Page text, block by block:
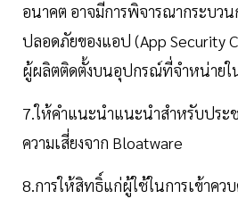
อนาคต อาจมีการพิจารณากระบวน
ปลอดภัยของแอป (App Security
ผู้ผลิตติดตั้งบนอุปกรณ์ที่จำหน่ายใ
7.ให้คำแนะนำแนะนำสำหรับประ
ความเสี่ยงจาก Bloatware
8.การให้สิทธิ์แก่ผู้ใช้ในการเข้าค